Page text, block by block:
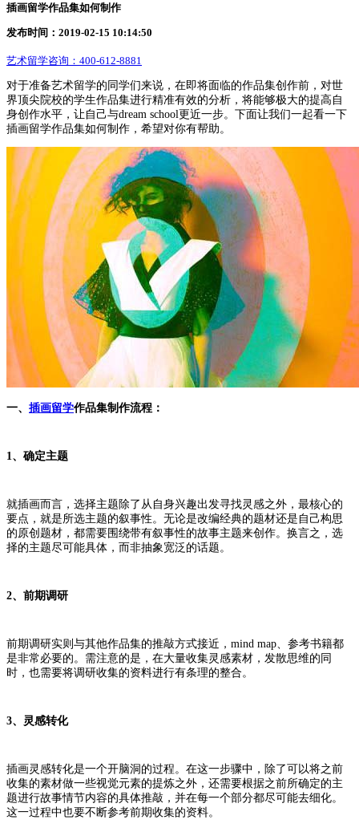
插画留学作品集如何制作
发布时间：2019-02-15 10:14:50
艺术留学咨询： 400-612-8881
对于准备艺术留学的同学们来说，在即将面临的作品集创作前，对世
界顶尖院校的学生作品集进行精准有效的分析，将能够极大的提高自
身创作水平，让自己与dream school更近一步。下面让我们一起看一下
插画留学作品集如何制作，希望对你有帮助。
一、 插画留学作品集制作流程：
1、确定主题
就插画而言，选择主题除了从自身兴趣出发寻找灵感之外，最核心的
要点，就是所选主题的叙事性。无论是改编经典的题材还是自己构思
的原创题材，都需要围绕带有叙事性的故事主题来创作。换言之，选
择的主题尽可能具体，而非抽象宽泛的话题。
2、前期调研
前期调研实则与其他作品集的推敲方式接近，mind map、参考书籍都
是非常必要的。需注意的是，在大量收集灵感素材，发散思维的同
时，也需要将调研收集的资料进行有条理的整合。
3、灵感转化
插画灵感转化是一个开脑洞的过程。在这一步骤中，除了可以将之前
收集的素材做一些视觉元素的提炼之外，还需要根据之前所确定的主
题进行故事情节内容的具体推敲，并在每一个部分都尽可能去细化。
这一过程中也要不断参考前期收集的资料。